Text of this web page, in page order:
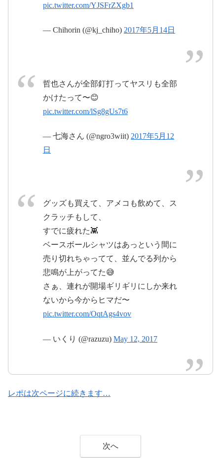
pic.twitter.com/PvLRsVroKG
2017年5
月13日
pic.twitter.com/ojISUEQE8l
2017年5月13日
pic.twitter.com/BcwamFjwVT
2017年5月13
May 14,
2017
pic.twitter.com/YJSFrZXgb1
— Chihorin (@kj_chiho) 2017年5月14日
哲也さんが全部釘打ってヤスリも全部
かけたって〜😊
pic.twitter.com/lSg8gUs7t6
— 七海さん (@ngro3wiit) 2017年5月12
日
グッズも買えて、アメコも飲めて、ス
クラッチもして、
すでに疲れた👾
ベースボールシャツはあっという間に
売り切れちゃってて、並んでる列から
悲鳴が上がってた😅
さぁ、連れが開場ギリギリにしか来れ
ないから今からヒマだ〜
pic.twitter.com/OqtAgs4vov
— いくり (@razuzu) May 12, 2017
レポは次ページに続きます…
次へ